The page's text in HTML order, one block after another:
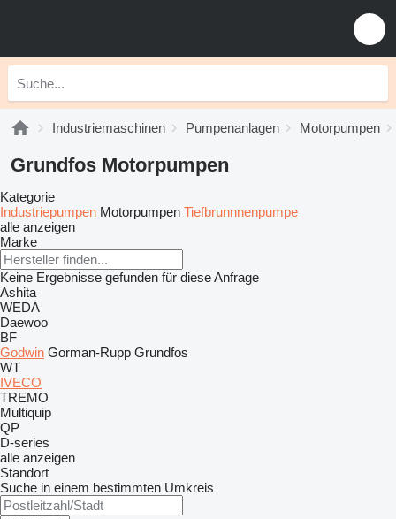
Industriemaschinen Pumpenanlagen Motorpumpen
Grundfos Motorpumpen
Kategorie
Industriepumpen Motorpumpen Tiefbrunnnenpumpe
alle anzeigen
Marke
Keine Ergebnisse gefunden für diese Anfrage
Ashita
WEDA
Daewoo
BF
Godwin Gorman-Rupp Grundfos
WT
IVECO
TREMO
Multiquip
QP
D-series
alle anzeigen
Standort
Suche in einem bestimmten Umkreis